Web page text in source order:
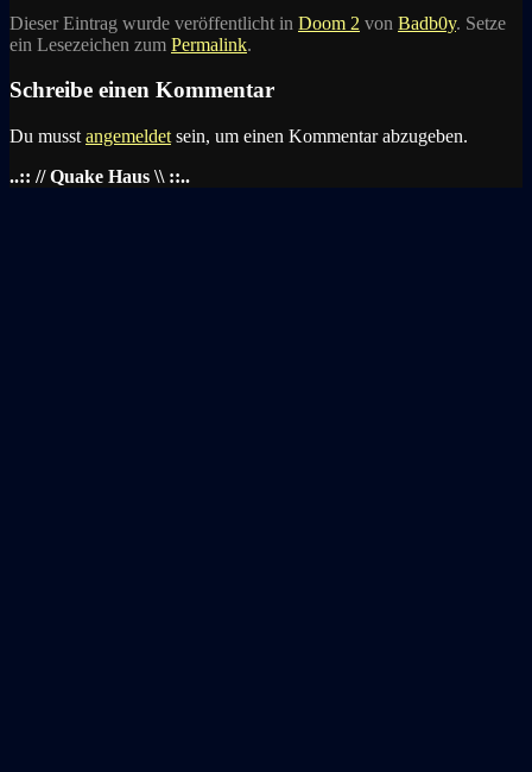
Dieser Eintrag wurde veröffentlicht in Doom 2 von Badb0y. Setze
ein Lesezeichen zum Permalink.
Schreibe einen Kommentar
Du musst angemeldet sein, um einen Kommentar abzugeben.
..:: // Quake Haus \\ ::..